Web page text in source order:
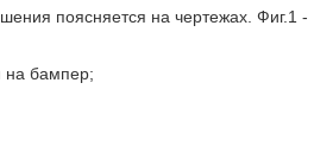
поясняется на чертежах. Фиг.1 -
на бампер;